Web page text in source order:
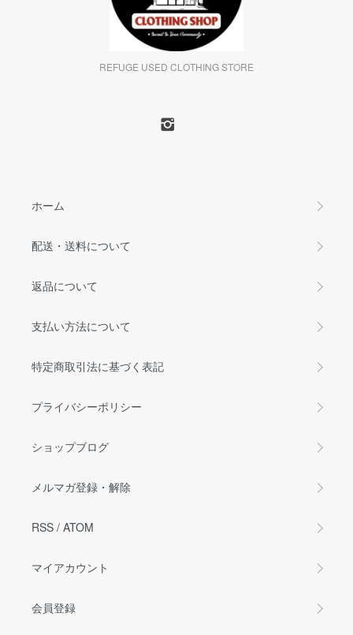
REFUGE USED CLOTHING STORE
ホーム
配送・送料について
返品について
支払い方法について
特定商取引法に基づく表記
プライバシーポリシー
ショップブログ
メルマガ登録・解除
RSS / ATOM
マイアカウント
会員登録